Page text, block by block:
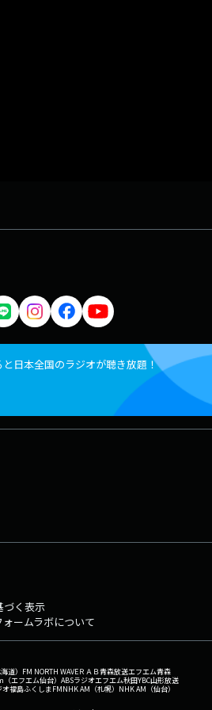
日本全国のラジオが聴き放題！
づく表示
ームラボについて
道） FM NORTH WAVEＲＡＢ青森放送エフエム青森
エフエム仙台） ABSラジオエフエム秋田YBC山形放送
オ福島ふくしまFMNHK AM（札幌） NHK AM（仙台）